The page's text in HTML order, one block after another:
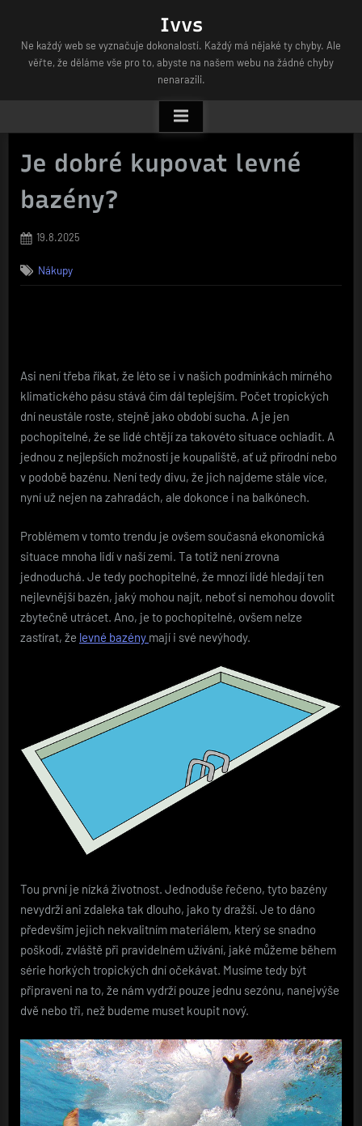
content
Ivvs
Ne každý web se vyznačuje dokonalostí. Každý má nějaké ty chyby. Ale
věřte, že děláme vše pro to, abyste na našem webu na žádné chyby
nenarazili.
Je dobré kupovat levné
bazény?
Posted
19.8.2025
Nákupy
Asi není třeba říkat, že léto se i v našich podmínkách mírného
klimatického pásu stává čím dál teplejším. Počet tropických
dní neustále roste, stejně jako období sucha. A je jen
pochopitelné, že se lidé chtějí za takovéto situace ochladit. A
jednou z nejlepších možností je koupaliště, ať už přírodní nebo
v podobě bazénu. Není tedy divu, že jich najdeme stále více,
nyní už nejen na zahradách, ale dokonce i na balkónech.
Problémem v tomto trendu je ovšem současná ekonomická
situace mnoha lidí v naší zemi. Ta totiž není zrovna
jednoduchá. Je tedy pochopitelné, že mnozí lidé hledají ten
nejlevnější bazén, jaký mohou najít, neboť si nemohou dovolit
zbytečně utrácet. Ano, je to pochopitelné, ovšem nelze
zastírat, že levné bazény mají i své nevýhody.
Tou první je nízká životnost. Jednoduše řečeno, tyto bazény
nevydrží ani zdaleka tak dlouho, jako ty dražší. Je to dáno
především jejich nekvalitním materiálem, který se snadno
poškodí, zvláště při pravidelném užívání, jaké můžeme během
série horkých tropických dní očekávat. Musíme tedy být
připraveni na to, že nám vydrží pouze jednu sezónu, nanejvýše
dvě nebo tři, než budeme muset koupit nový.